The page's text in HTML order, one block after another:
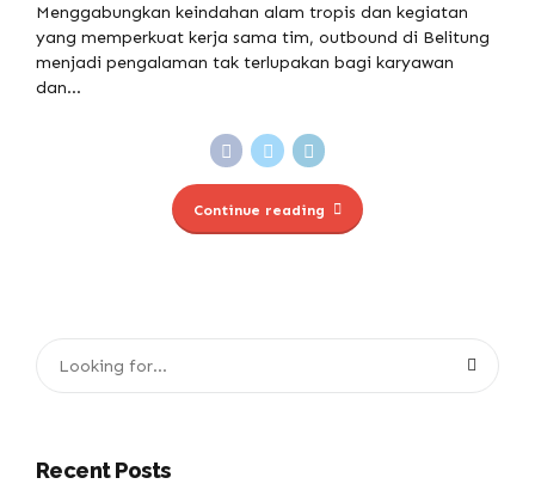
Menggabungkan keindahan alam tropis dan kegiatan
yang memperkuat kerja sama tim, outbound di Belitung
menjadi pengalaman tak terlupakan bagi karyawan
dan...
Continue reading
Recent Posts